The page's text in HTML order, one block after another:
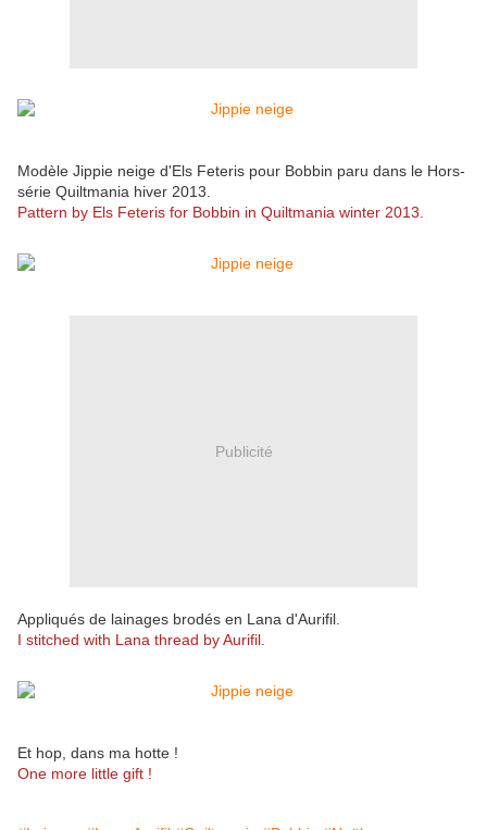
Modèle Jippie neige d'Els Feteris pour Bobbin paru dans le Hors-
série Quiltmania hiver 2013.
Pattern by Els Feteris for Bobbin in Quiltmania winter 2013.
Publicité
Appliqués de lainages brodés en Lana d'Aurifil.
I stitched with Lana thread by Aurifil.
Et hop, dans ma hotte !
One more little gift !